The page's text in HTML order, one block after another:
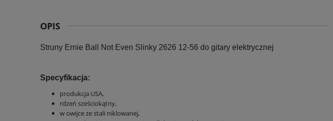
OPIS
Struny Ernie Ball Not Even Slinky 2626 12-56 do gitary elektrycznej
Specyfikacja:
produkcja USA,
rdzeń sześciokątny,
w owijce ze stali niklowanej,